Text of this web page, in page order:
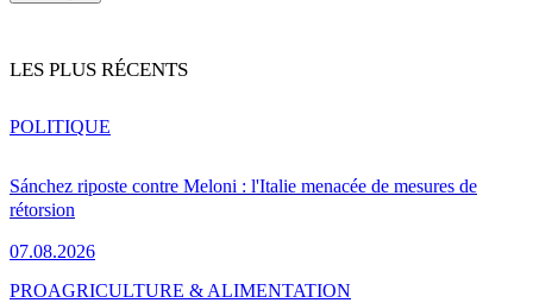
LES PLUS RÉCENTS
Sánchez riposte contre Meloni : l'Italie menacée de mesures de
rétorsion
07.08.2026
POLITIQUE
PROAGRICULTURE & ALIMENTATION